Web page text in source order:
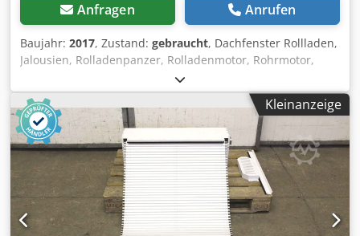
Anfragen Anrufen
Baujahr: 2017, Zustand: gebraucht, Dachfenster Rollladen,
Jalousien, Rolladenpanzer, Rolladenmotor, Rohrmotor,
Funk-Rohrmotor, Rolladenfunkmotor -Hersteller: elero,
Rolladenfunkmotor Funk-Rohrmotor -Typ: RolTop M30-868
sonro -Drehmoment: 30 Nm -Funkfernbedienung: nicht im
Lieferumfang Dedjh R Nytjpfx Ad Nsck -Abmessung: Ø 60 x
540 mm -Gewicht: 2,1 kg
Kleinanzeige